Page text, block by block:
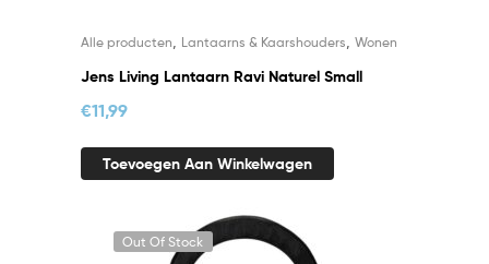
Alle producten Lantaarns & Kaarshouders Wonen
Jens Living Lantaarn Ravi Naturel Small
€11,99
Toevoegen Aan Winkelwagen
Out Of Stock